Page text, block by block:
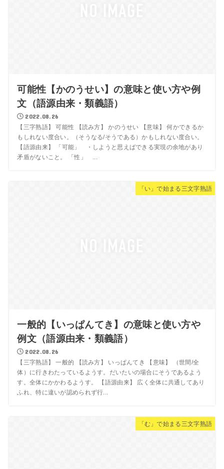
可能性【かのうせい】の意味と使い方や例
文（語源由来・類義語）
2022.08.26
【三字熟語】 可能性 【読み方】 かのうせい 【意味】 何かできるか
もしれない度合い。（そうなる/そうである）かもしれない度合い。
【語源由来】 「可能」 ・しようと思えばできる実現の余地があり
矛盾がないこと。 「性」 ...
「い」で始まる三文字熟語
一般的【いっぱんてき】の意味と使い方や
例文（語源由来・類義語）
2022.08.26
【三字熟語】 一般的 【読み方】 いっぱんてき 【意味】 （世間/全
体）に行きわたっているようす。だいたいの場合にそうであるよう
す。全体にかかわるようす。 【語源由来】 広く全体に共通してあり
ふれ、特に違いが認められず行...
「む」で始まる三文字熟語